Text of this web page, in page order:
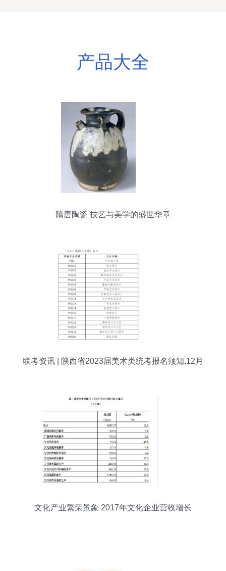
产品大全
隋唐陶瓷 技艺与美学的盛世华章
联考资讯 | 陕西省2023届美术类统考报名须知,12月
文化产业繁荣景象 2017年文化企业营收增长